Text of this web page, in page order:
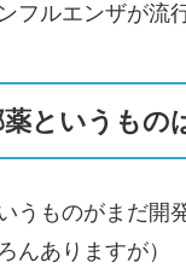
フルエンザが流
薬というもの
うものがまだ開
んありますが）